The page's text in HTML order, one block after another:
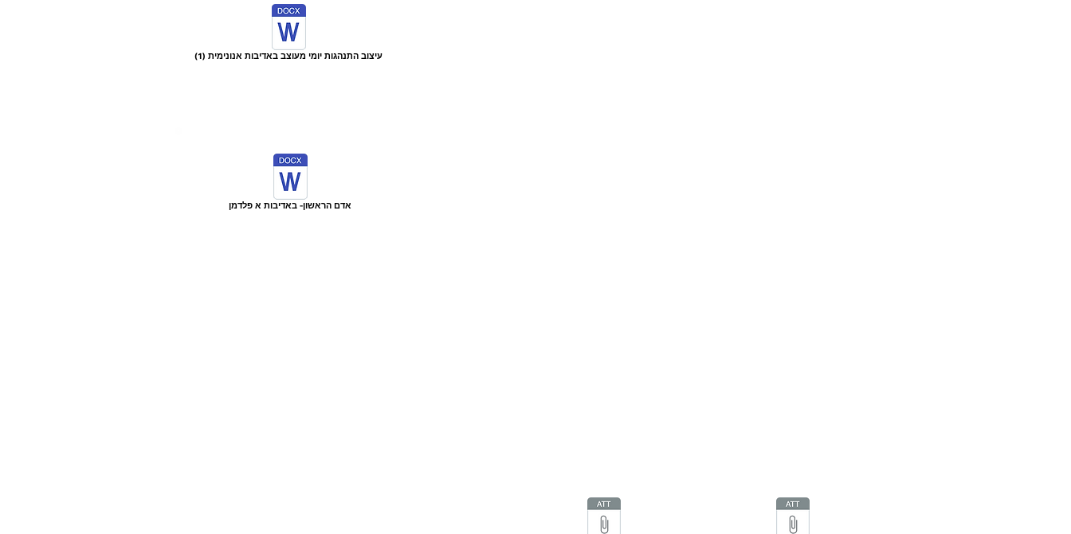
עיצוב התנהגות יומי מעוצב באדיבות אנונימית (1)
אדם הראשון- באדיבות א פלדמן